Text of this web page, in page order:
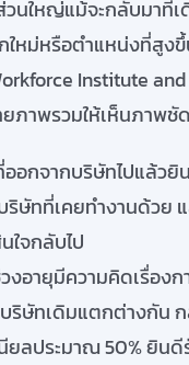
วนใหญ่แม้จะกลับมาที่เ
ใหม่หรือตำแหน่งที่สูง
Institute
ยภาพรวมให้เห็นภาพ
อกจากบริษัทไปแล้ว
ริษัทที่เคยทำงานด้วย
จกลับไป
งอายุมีความคิดเรื่องก
ริษัทเดิมแตกต่างกัน
ยลประมาณ 50% ยิน